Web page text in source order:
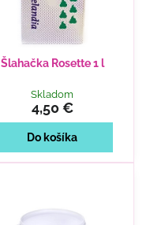
Šlahačka Rosette 1 l
Skladom
4,50 €
Do košíka